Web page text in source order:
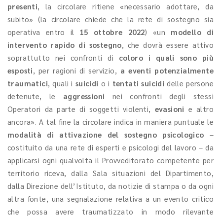
presenti, la circolare ritiene «necessario adottare, da
subito» (la circolare chiede che la rete di sostegno sia
operativa entro il 15 ottobre 2022) «un modello di
intervento rapido di sostegno, che dovrà essere attivo
soprattutto nei confronti di coloro i quali sono più
esposti, per ragioni di servizio, a eventi potenzialmente
traumatici, quali i suicidi o i tentati suicidi delle persone
detenute, le aggressioni nei confronti degli stessi
Operatori da parte di soggetti violenti, evasioni e altro
ancora». A tal fine la circolare indica in maniera puntuale le
modalità di attivazione del sostegno psicologico –
costituito da una rete di esperti e psicologi del lavoro – da
applicarsi ogni qualvolta il Provveditorato competente per
territorio riceva, dalla Sala situazioni del Dipartimento,
dalla Direzione dell’Istituto, da notizie di stampa o da ogni
altra fonte, una segnalazione relativa a un evento critico
che possa avere traumatizzato in modo rilevante